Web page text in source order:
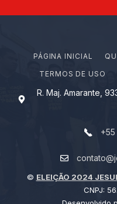
PÁGINA INICIAL Q U
TERMOS DE USO
R. Maj. Amarante,
© ELEIÇÃO 2024
CNPJ: